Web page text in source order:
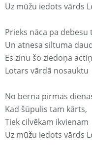
Uz mūžu iedots vārds
Prieks nāca pa debesu
Un atnesa siltuma
Es zinu šo ziedoņa
Lotars vārdā nosauktu
No bērna pirmās
Kad šūpulis tam kārts,
Tiek cilvēkam ikvienam
Uz mūžu iedots vārds